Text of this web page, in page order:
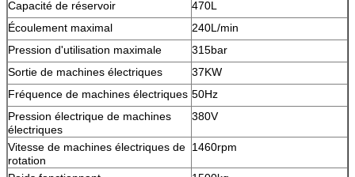
Capacité de réservoir
470L
Écoulement maximal
240L/min
Pression d'utilisation maximale
315bar
Sortie de machines électriques
37KW
Fréquence de machines électriques 50Hz
Pression électrique de machines
électriques
380V
Vitesse de machines électriques de
rotation
1460rpm